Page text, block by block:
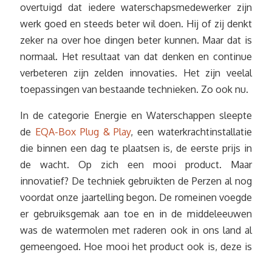
overtuigd dat iedere waterschapsmedewerker zijn
werk goed en steeds beter wil doen. Hij of zij denkt
zeker na over hoe dingen beter kunnen. Maar dat is
normaal. Het resultaat van dat denken en continue
verbeteren zijn zelden innovaties. Het zijn veelal
toepassingen van bestaande technieken. Zo ook nu.
In de categorie Energie en Waterschappen sleepte
de EQA-Box Plug & Play, een waterkrachtinstallatie
die binnen een dag te plaatsen is, de eerste prijs in
de wacht. Op zich een mooi product. Maar
innovatief? De techniek gebruikten de Perzen al nog
voordat onze jaartelling begon. De romeinen voegde
er gebruiksgemak aan toe en in de middeleeuwen
was de watermolen met raderen ook in ons land al
gemeengoed. Hoe mooi het product ook is, deze is